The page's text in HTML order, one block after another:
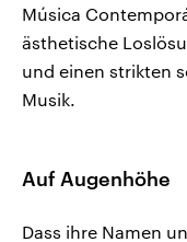
Música
ästhetische
und einen strikten
Musik.
Auf Augenhöhe
Dass ihre Namen